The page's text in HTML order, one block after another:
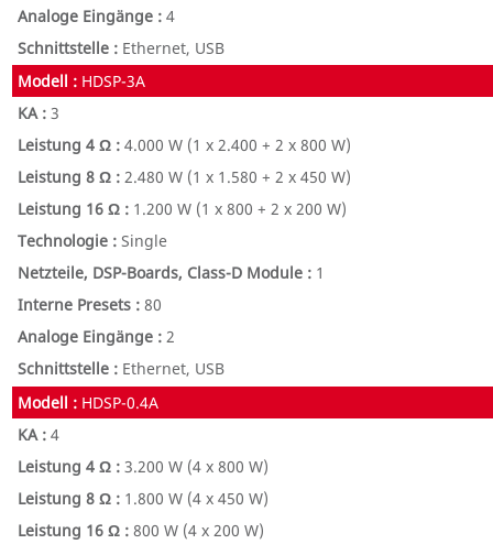
4
Ethernet, USB
HDSP-3A
3
4.000 W (1 x 2.400 + 2 x 800 W)
2.480 W (1 x 1.580 + 2 x 450 W)
1.200 W (1 x 800 + 2 x 200 W)
Single
1
80
2
Ethernet, USB
HDSP-0.4A
4
3.200 W (4 x 800 W)
1.800 W (4 x 450 W)
800 W (4 x 200 W)